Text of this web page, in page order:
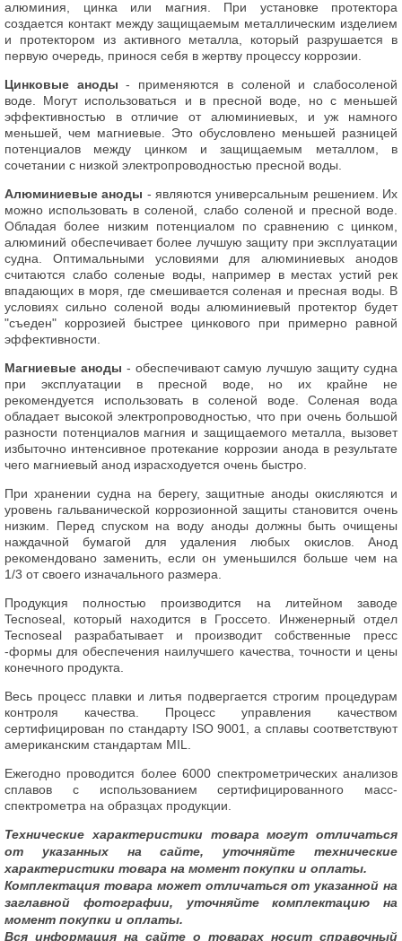
алюминия, цинка или магния. При установке протектора
создается контакт между защищаемым металлическим изделием
и протектором из активного металла, который разрушается в
первую очередь, принося себя в жертву процессу коррозии.
Цинковые аноды - применяются в соленой и слабосоленой
воде. Могут использоваться и в пресной воде, но с меньшей
эффективностью в отличие от алюминиевых, и уж намного
меньшей, чем магниевые. Это обусловлено меньшей разницей
потенциалов между цинком и защищаемым металлом, в
сочетании с низкой электропроводностью пресной воды.
Алюминиевые аноды - являются универсальным решением. Их
можно использовать в соленой, слабо соленой и пресной воде.
Обладая более низким потенциалом по сравнению с цинком,
алюминий обеспечивает более лучшую защиту при эксплуатации
судна. Оптимальными условиями для алюминиевых анодов
считаются слабо соленые воды, например в местах устий рек
впадающих в моря, где смешивается соленая и пресная воды. В
условиях сильно соленой воды алюминиевый протектор будет
"съеден" коррозией быстрее цинкового при примерно равной
эффективности.
Магниевые аноды - обеспечивают самую лучшую защиту судна
при эксплуатации в пресной воде, но их крайне не
рекомендуется использовать в соленой воде. Соленая вода
обладает высокой электропроводностью, что при очень большой
разности потенциалов магния и защищаемого металла, вызовет
избыточно интенсивное протекание коррозии анода в результате
чего магниевый анод израсходуется очень быстро.
При хранении судна на берегу, защитные аноды окисляются и
уровень гальванической коррозионной защиты становится очень
низким. Перед спуском на воду аноды должны быть очищены
наждачной бумагой для удаления любых окислов. Анод
рекомендовано заменить, если он уменьшился больше чем на
1/3 от своего изначального размера.
Продукция полностью производится на литейном заводе
Tecnoseal, который находится в Гроссето. Инженерный отдел
Tecnoseal разрабатывает и производит собственные пресс
-формы для обеспечения наилучшего качества, точности и цены
конечного продукта.
Весь процесс плавки и литья подвергается строгим процедурам
контроля качества. Процесс управления качеством
сертифицирован по стандарту ISO 9001, а сплавы соответствуют
американским стандартам MIL.
Ежегодно проводится более 6000 спектрометрических анализов
сплавов с использованием сертифицированного масс-
спектрометра на образцах продукции.
Технические характеристики товара могут отличаться
от указанных на сайте, уточняйте технические
характеристики товара на момент покупки и оплаты.
Комплектация товара может отличаться от указанной на
заглавной фотографии, уточняйте комплектацию на
момент покупки и оплаты.
Вся информация на сайте о товарах носит справочный